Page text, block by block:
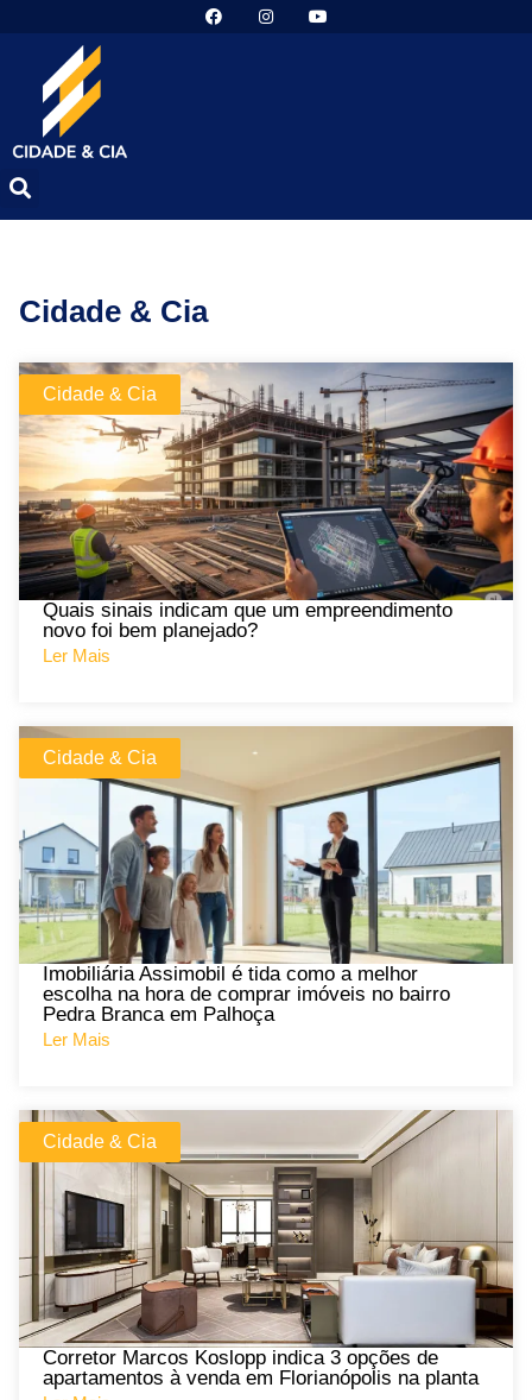
Cidade & Cia
Cidade & Cia
Quais sinais indicam que um empreendimento
novo foi bem planejado?
Ler Mais
Cidade & Cia
Imobiliária Assimobil é tida como a melhor
escolha na hora de comprar imóveis no bairro
Pedra Branca em Palhoça
Ler Mais
Cidade & Cia
Corretor Marcos Koslopp indica 3 opções de
apartamentos à venda em Florianópolis na planta